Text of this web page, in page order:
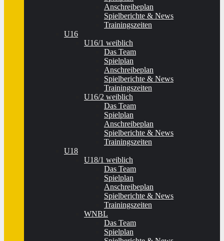
Anschreibeplan
Spielberichte & News
Trainingszeiten
U16
U16/1 weiblich
Das Team
Spielplan
Anschreibeplan
Spielberichte & News
Trainingszeiten
U16/2 weiblich
Das Team
Spielplan
Anschreibeplan
Spielberichte & News
Trainingszeiten
U18
U18/1 weiblich
Das Team
Spielplan
Anschreibeplan
Spielberichte & News
Trainingszeiten
WNBL
Das Team
Spielplan